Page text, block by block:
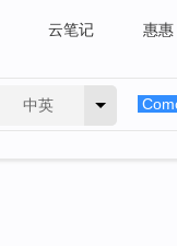
云笔记 惠惠
中英